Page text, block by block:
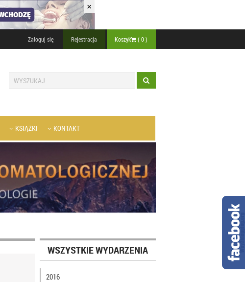
×
Zaloguj się Rejestracja Koszyk (0)
KSIĄŻKI KONTAKT
WSZYSTKIE WYDARZENIA
2016